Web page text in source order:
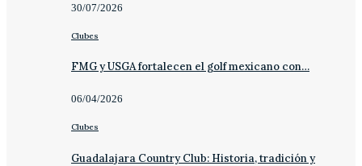
30/07/2026
Clubes
FMG y USGA fortalecen el golf mexicano con…
06/04/2026
Clubes
Guadalajara Country Club: Historia, tradición y